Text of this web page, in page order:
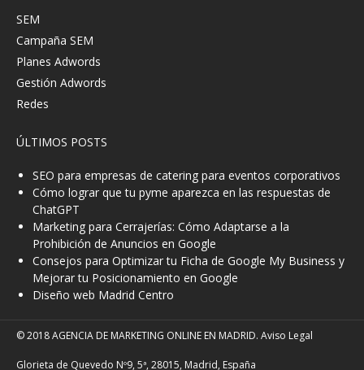
SEM
Campaña SEM
Planes Adwords
Gestión Adwords
Redes
ÚLTIMOS POSTS
SEO para empresas de catering para eventos corporativos
Cómo lograr que tu pyme aparezca en las respuestas de
ChatGPT
Marketing para Cerrajerías: Cómo Adaptarse a la
Prohibición de Anuncios en Google
Consejos para Optimizar tu Ficha de Google My Business y
Mejorar tu Posicionamiento en Google
Diseño web Madrid Centro
© 2018 AGENCIA DE MARKETING ONLINE EN MADRID. Aviso Legal
Glorieta de Quevedo Nº9, 5ª, 28015, Madrid, España